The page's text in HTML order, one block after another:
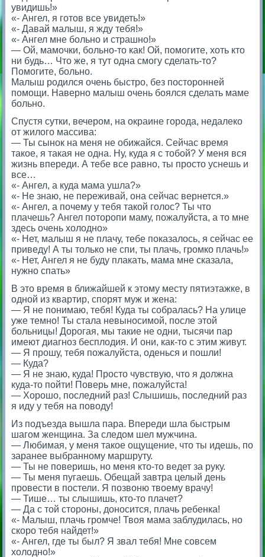
увидишь!»
«- Ангел, я готов все увидеть!»
«- Давай малыш, я жду тебя!»
«- Ангел мне больно и страшно!»
— Ой, мамочки, больно-то как! Ой, помогите, хоть кто
ни будь… Что же, я тут одна смогу сделать-то?
Помогите, больно.
Малыш родился очень быстро, без посторонней
помощи. Наверно малыш очень боялся сделать маме
больно.
Спустя сутки, вечером, на окраине города, недалеко
от жилого массива:
— Ты сынок на меня не обижайся. Сейчас время
такое, я такая не одна. Ну, куда я с тобой? У меня вся
жизнь впереди. А тебе все равно, ты просто уснешь и
все…
«- Ангел, а куда мама ушла?»
«- Не знаю, не переживай, она сейчас вернется.»
«- Ангел, а почему у тебя такой голос? Ты что
плачешь? Ангел поторопи маму, пожалуйста, а то мне
здесь очень холодно»
«- Нет, малыш я не плачу, тебе показалось, я сейчас ее
приведу! А ты только не спи, ты плачь, громко плачь!»
«- Нет, Ангел я не буду плакать, мама мне сказала,
нужно спать»
В это время в ближайшей к этому месту пятиэтажке, в
одной из квартир, спорят муж и жена:
— Я не понимаю, тебя! Куда ты собралась? На улице
уже темно! Ты стала невыносимой, после этой
больницы! Дорогая, мы такие не одни, тысячи пар
имеют диагноз бесплодия. И они, как-то с этим живут.
— Я прошу, тебя пожалуйста, оденься и пошли!
— Куда?
— Я не знаю, куда! Просто чувствую, что я должна
куда-то пойти! Поверь мне, пожалуйста!
— Хорошо, последний раз! Слышишь, последний раз
я иду у тебя на поводу!
Из подъезда вышла пара. Впереди шла быстрым
шагом женщина. За следом шел мужчина.
— Любимая, у меня такое ощущение, что ты идешь, по
заранее выбранному маршруту.
— Ты не поверишь, но меня кто-то ведет за руку.
— Ты меня пугаешь. Обещай завтра целый день
провести в постели. Я позвоню твоему врачу!
— Тише… ты слышишь, кто-то плачет?
— Да с той стороны, доносится, плачь ребенка!
«- Малыш, плачь громче! Твоя мама заблудилась, но
скоро тебя найдет!»
«- Ангел, где ты был? Я звал тебя! Мне совсем
холодно!»